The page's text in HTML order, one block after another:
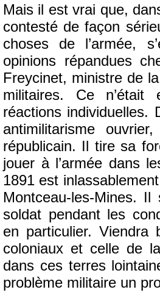
Mais il est vrai que,
contesté de façon
choses de l’armée,
opinions répandues
Freycinet, ministre de
militaires. Ce n’était
réactions individuelles.
antimilitarisme
républicain. Il tire sa
jouer à l’armée dans
1891 est
Montceau-les-Mines.
soldat pendant les
en particulier. Viendra
coloniaux et celle de
dans ces terres
problème militaire un